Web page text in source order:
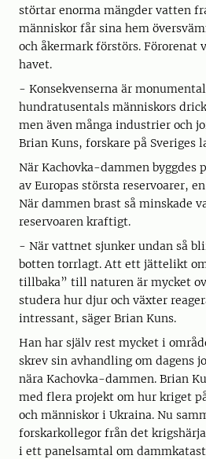
störtar enorma mängder vatten
människor får sina hem
och åkermark förstörs. Förorenat
havet.
- Konsekvenserna är
hundratusentals människors
men även många industrier och
Brian Kuns, forskare på Sveriges
När Kachovka-dammen byggdes
av Europas största reservoarer,
När dammen brast så minskade
reservoaren kraftigt.
- När vattnet sjunker undan så
botten torrlagt. Att ett jättelikt
tillbaka” till naturen är mycket
studera hur djur och växter
intressant, säger Brian Kuns.
Han har själv rest mycket i
skrev sin avhandling om dagens
nära Kachovka-dammen. Brian
med flera projekt om hur kriget
och människor i Ukraina. Nu
forskarkollegor från det
i ett panelsamtal om